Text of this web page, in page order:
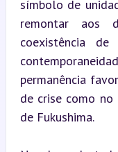
símbolo de
remontar aos
coexistência
permanência
de crise como
de Fukushima.